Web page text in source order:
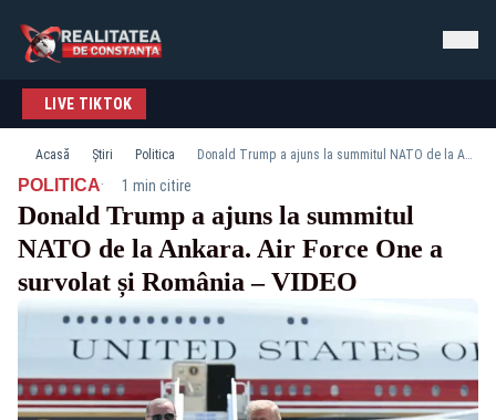
LIVE TIKTOK
Acasă Știri Politica Donald Trump a ajuns la summitul NATO de la Ankara. Air Force One a survolat și România – VIDEO
POLITICA· 1 min citire
Donald Trump a ajuns la summitul
NATO de la Ankara. Air Force One a
survolat și România – VIDEO